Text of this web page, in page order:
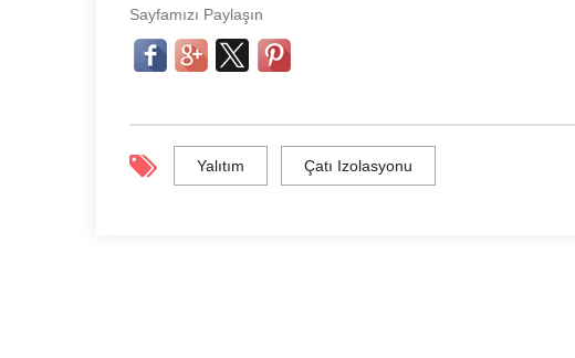
Sayfamızı Paylaşın
Yalıtım Çatı Izolasyonu